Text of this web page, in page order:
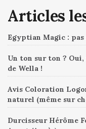
Articles
Egyptian Magic : pas
Un ton sur ton ?
de Wella !
Avis Coloration
naturel (même sur
Durcisseur Hérôme